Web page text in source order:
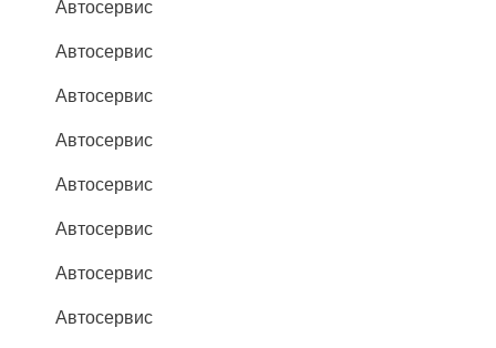
Автосервис
Автосервис
Автосервис
Автосервис
Автосервис
Автосервис
Автосервис
Автосервис